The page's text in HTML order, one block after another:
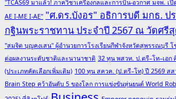
"TCAS69 มาแล้ว! ภาควิชาเครื่องกลและการบิน-อวกาศ มจพ. เ
AE I-ME I-AE" "ศ.ดร.บังอร" อธิการบดี มกธ. ป
กฐินพระราชทาน ประจำปี 2567 ณ วัดศรี
"สมจิต บุญคงเสน" ผู้อำนวยการโรงเรียนกีฬาจังหวัดสุพรรณบุรี
ต่อผลงานระดับชาติและนานาชาติ 32 ทุน พสวท. ป.ตรี–โท–เอก
(ประเภทคัดเลือกเพิ่มเติม) 100 ทุน สควค. (ป.ตรี–โท) ปี 2569 ส
Brain Step คว้าอันดับ 5 ของโลก การแข่งขันหุ่นยนต์ World